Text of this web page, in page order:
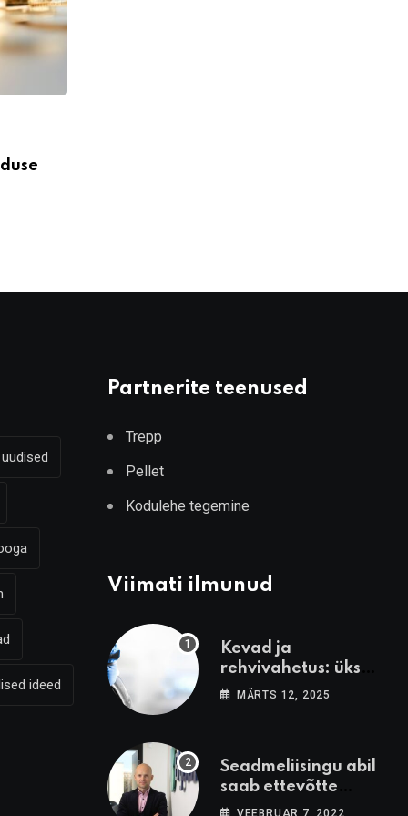
ideed
Partnerite teenused
Trepp
Pellet
Kodulehe tegemine
Viimati ilmunud
Kevad ja
rehvivahetus: üks
asi, mida tasub õigel
MÄRTS 12, 2025
Seadmeliisingu abil
saab ettevõtte
kasvama
VEEBRUAR 7, 2022